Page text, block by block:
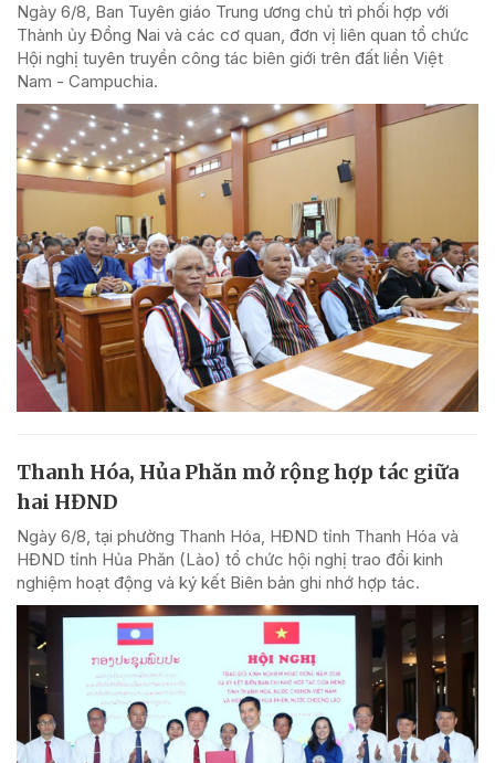
Ngày 6/8, Ban Tuyên giáo Trung ương chủ trì phối hợp với
Thành ủy Đồng Nai và các cơ quan, đơn vị liên quan tổ chức
Hội nghị tuyên truyền công tác biên giới trên đất liền Việt
Nam - Campuchia.
Thanh Hóa, Hủa Phăn mở rộng hợp tác giữa
hai HĐND
Ngày 6/8, tại phường Thanh Hóa, HĐND tỉnh Thanh Hóa và
HĐND tỉnh Hủa Phăn (Lào) tổ chức hội nghị trao đổi kinh
nghiệm hoạt động và ký kết Biên bản ghi nhớ hợp tác.